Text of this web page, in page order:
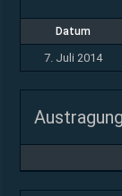
Datum
7. Juli 2014